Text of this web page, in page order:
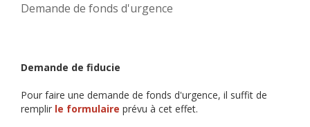
Demande de fonds d'urgence
Demande de fiducie
Pour faire une demande de fonds d'urgence, il suffit de
remplir le formulaire prévu à cet effet.